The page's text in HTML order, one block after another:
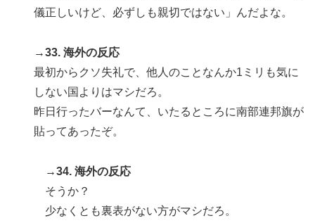
儀正しいけど、必ずしも親切ではない」んだよな。
→33. 海外の反応
最初からクソ失礼で、他人のことなんか1ミリも気に
しない国よりはマシだろ。
昨日行ったバーなんて、いたるところに南部連邦旗が
貼ってあったぞ。
→34. 海外の反応
そうか？
少なくとも裏表がない方がマシだろ。